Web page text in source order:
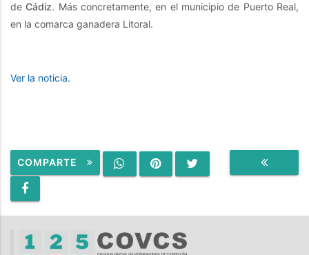
deCádiz. Más concretamente, en el municipio de Puerto Real,
en la comarca ganadera Litoral.
Ver la noticia.
COMPARTE